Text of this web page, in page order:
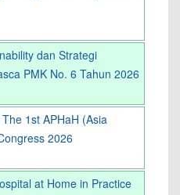
dan Strategi
PMK No. 6 Tahun 2026
1st APHaH (Asia
2026
at Home in Practice